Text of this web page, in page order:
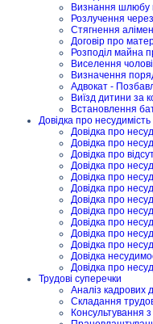
Визнання шлюбу
Розлучення
Стягнення
Договір про
Розподіл майна
Виселення
Визначення
Адвокат -
Виїзд дитини за
Встановлення
Довідка про несудимість
Довідка про
Довідка про
Довідка про
Довідка про
Довідка про
Довідка про
Довідка про
Довідка про
Довідка про
Довідка про
Довідка про
Довідка
Довідка про
Трудові суперечки
Аналіз кадрових
Складання
Консультування